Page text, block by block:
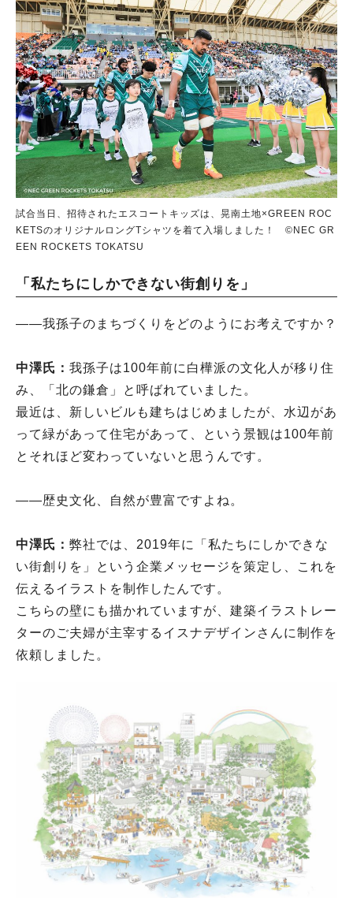
試合当日、招待されたエスコートキッズは、晃南土地×GREEN ROC
KETSのオリジナルロングTシャツを着て入場しました！ ©NEC GR
EEN ROCKETS TOKATSU
「私たちにしかできない街創りを」
――我孫子のまちづくりをどのようにお考えですか？
中澤氏： 我孫子は100年前に白樺派の文化人が移り住
み、「北の鎌倉」と呼ばれていました。
最近は、新しいビルも建ちはじめましたが、水辺があ
って緑があって住宅があって、という景観は100年前
とそれほど変わっていないと思うんです。
――歴史文化、自然が豊富ですよね。
中澤氏： 弊社では、2019年に「私たちにしかできな
い街創りを」という企業メッセージを策定し、これを
伝えるイラストを制作したんです。
こちらの壁にも描かれていますが、建築イラストレー
ターのご夫婦が主宰するイスナデザインさんに制作を
依頼しました。